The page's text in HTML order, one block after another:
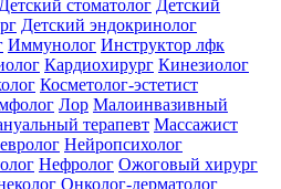
Детский стоматолог Детский
Детский эндокринолог
Иммунолог Инструктор лфк
Кардиохирург Кинезиолог
Косметолог-эстетист
Лор Малоинвазивный
терапевт Массажист
Нейропсихолог
Нефролог Ожоговый хирург
Онколог-дерматолог